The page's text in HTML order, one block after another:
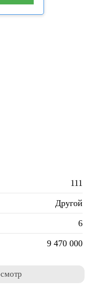
111
Другой
6
9 470 000